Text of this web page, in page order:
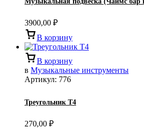
3900,00 ₽
В корзину
В корзину
в Музыкальные инструменты
Артикул: 776
Треугольник Т4
270,00 ₽